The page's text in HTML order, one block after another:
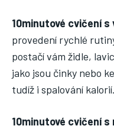
10minutové cvičení
provedení rychlé
postačí vám židle,
jako jsou činky nebo
tudíž i spalování kalorií.
10minutové cvičení